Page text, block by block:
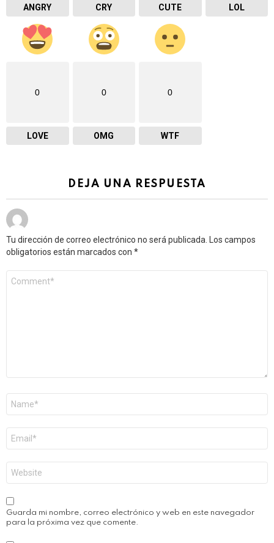
ANGRY CRY CUTE LOL
0
LOVE
0
OMG
0
WTF
DEJA UNA RESPUESTA
Tu dirección de correo electrónico no será publicada.
Los campos
obligatorios están marcados con *
electrónico
*
Guarda mi nombre, correo electrónico y web en este navegador
para la próxima vez que comente.